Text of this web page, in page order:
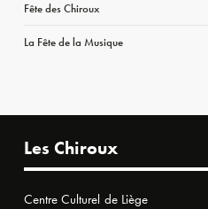
Fête des Chiroux
La Fête de la Musique
Les Chiroux
Centre Culturel de Liège